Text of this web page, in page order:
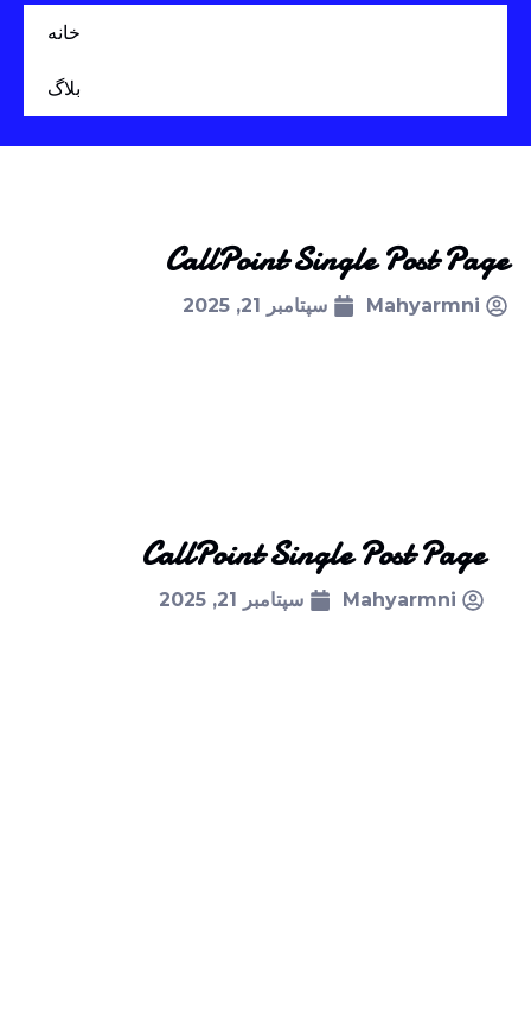
خانه
بلاگ
CallPoint Single Post Page
Mahyarmni سپتامبر 21, 2025
CallPoint Single Post Page
Mahyarmni سپتامبر 21, 2025